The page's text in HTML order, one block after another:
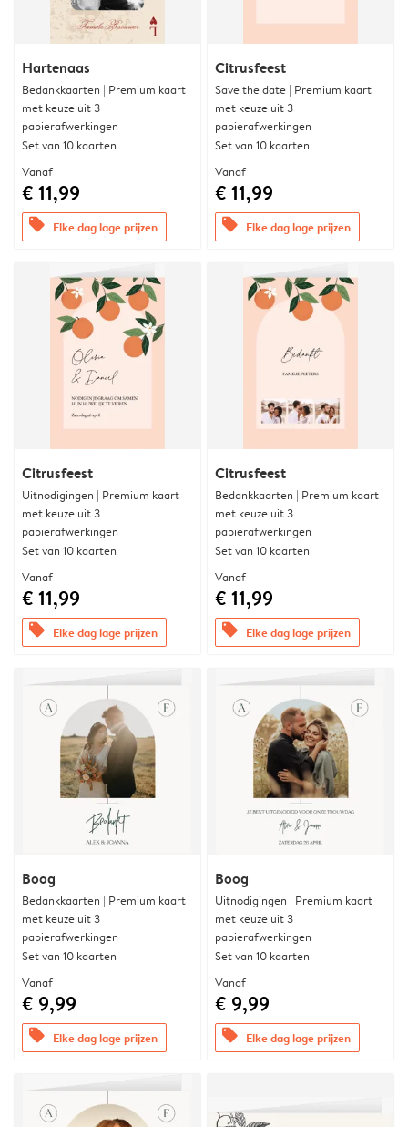
Hartenaas
Bedankkaarten | Premium kaart
met keuze uit 3
papierafwerkingen
Set van 10 kaarten
Vanaf
€ 11,99
offers Elke dag lage prijzen
Citrusfeest
Save the date | Premium kaart
met keuze uit 3
papierafwerkingen
Set van 10 kaarten
Vanaf
€ 11,99
offers Elke dag lage prijzen
Citrusfeest
Uitnodigingen | Premium kaart
met keuze uit 3
papierafwerkingen
Set van 10 kaarten
Vanaf
€ 11,99
offers Elke dag lage prijzen
Citrusfeest
Bedankkaarten | Premium kaart
met keuze uit 3
papierafwerkingen
Set van 10 kaarten
Vanaf
€ 11,99
offers Elke dag lage prijzen
Boog
Bedankkaarten | Premium kaart
met keuze uit 3
papierafwerkingen
Set van 10 kaarten
Vanaf
€ 9,99
offers Elke dag lage prijzen
Boog
Uitnodigingen | Premium kaart
met keuze uit 3
papierafwerkingen
Set van 10 kaarten
Vanaf
€ 9,99
offers Elke dag lage prijzen